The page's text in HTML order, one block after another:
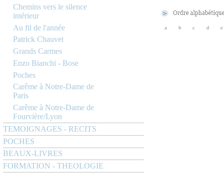
Chemins vers le silence
intérieur
Au fil de l'année
Patrick Chauvet
Grands Carmes
Enzo Bianchi - Bose
Poches
Carême à Notre-Dame de
Paris
Carême à Notre-Dame de
Fourvière/Lyon
TEMOIGNAGES - RECITS
POCHES
BEAUX-LIVRES
FORMATION - THEOLOGIE
a b c d e